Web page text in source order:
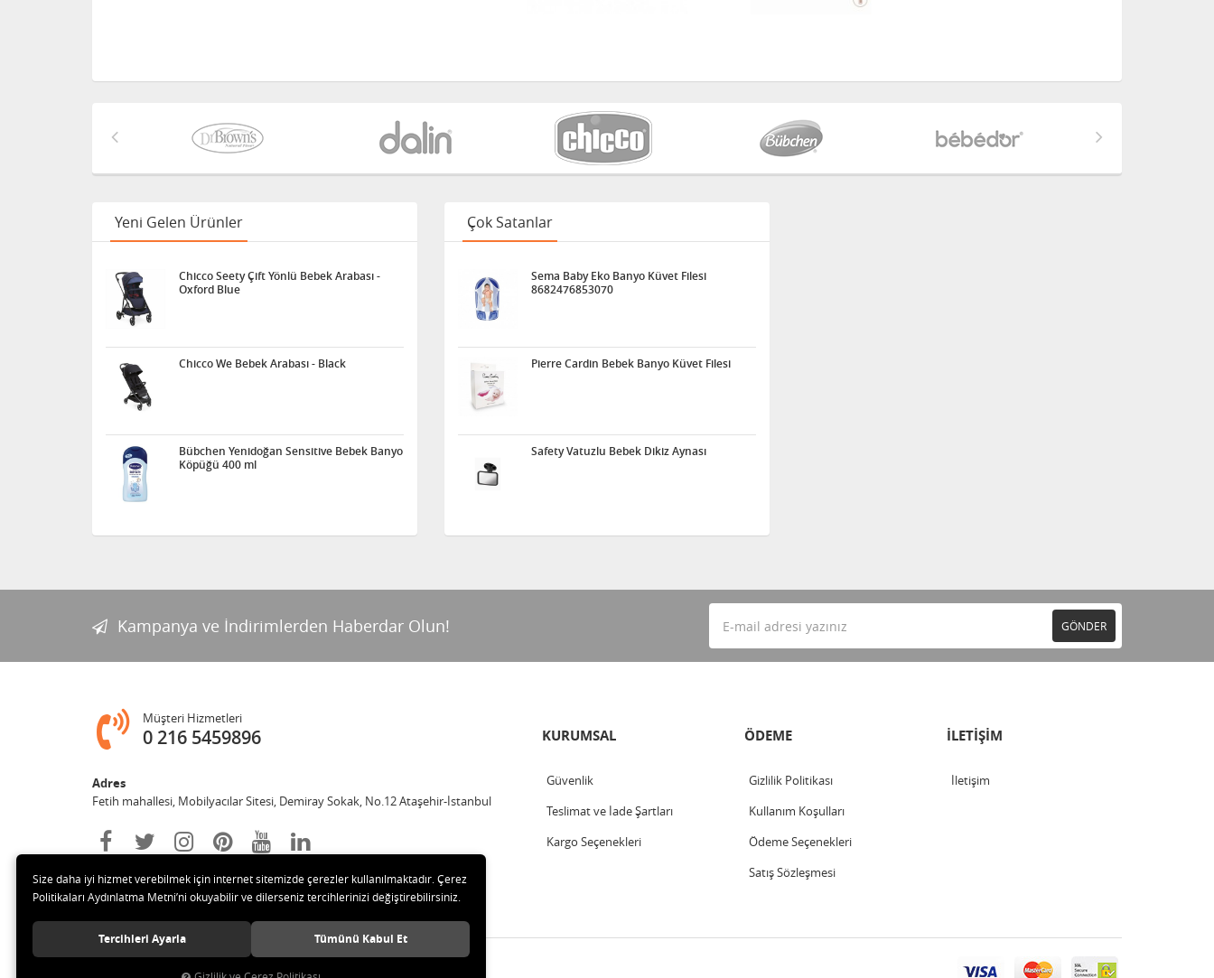
Yeni Gelen Ürünler
Chicco Seety Çift Yönlü Bebek Arabası -
Oxford Blue
Chicco We Bebek Arabası - Black
Bübchen Yenidoğan Sensitive Bebek Banyo
Köpüğü 400 ml
Çok Satanlar
Sema Baby Eko Banyo Küvet Filesi
8682476853070
Pierre Cardin Bebek Banyo Küvet Filesi
Safety Vatuzlu Bebek Dikiz Aynası
Kampanya ve İndirimlerden Haberdar Olun! GÖNDER
Müşteri Hizmetleri
0 216 5459896
Adres
Fetih mahallesi, Mobilyacılar Sitesi, Demiray Sokak, No.12 Ataşehir-İstanbul
KURUMSAL
Güvenlik
Teslimat ve İade Şartları
Kargo Seçenekleri
ÖDEME
Gizlilik Politikası
Kullanım Koşulları
Ödeme Seçenekleri
Satış Sözleşmesi
İLETİŞİM
İletişim
© 2020 Leylek Mağazacılık Hizmetleri Ltd. Şti. Tüm hakları saklıdır.
Size daha iyi hizmet verebilmek için internet sitemizde çerezler kullanılmaktadır. Çerez
Politikaları Aydınlatma Metni’ni okuyabilir ve dilerseniz tercihlerinizi değiştirebilirsiniz.
Tercihleri Ayarla Tümünü Kabul Et